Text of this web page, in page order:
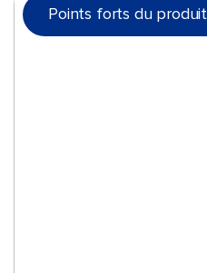
Points forts du produit